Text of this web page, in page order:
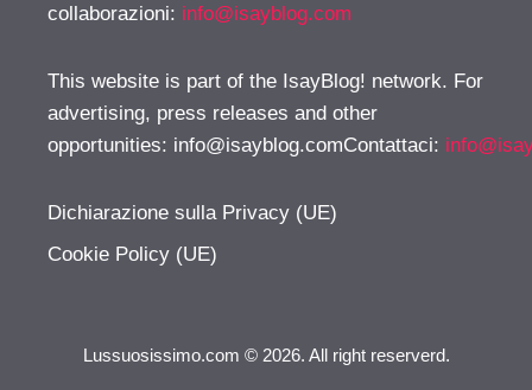
collaborazioni: info@isayblog.com
This website is part of the IsayBlog! network. For
advertising, press releases and other
opportunities: info@isayblog.comContattaci:
Dichiarazione sulla Privacy (UE)
Cookie Policy (UE)
Lussuosissimo.com © 2026. All right reserverd.